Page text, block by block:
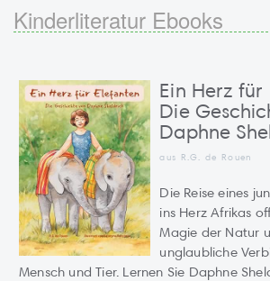
Kinderliteratur Ebooks
Ein Herz für
Die
Daphne
aus R.G. de Rouen
Die Reise eines
ins Herz Afrikas
Magie der Natur
unglaubliche
Mensch und Tier. Lernen Sie Daphne